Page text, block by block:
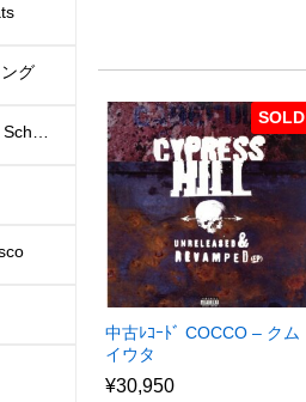
SOLD
中古ﾚｺｰﾄﾞ COCCO – クム
イウタ
¥30,950
グ